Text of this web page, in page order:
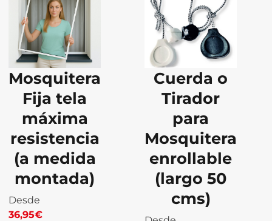
Mosquitera
Fija tela
máxima
resistencia
(a medida
montada)
Desde
36,95€
Cuerda o
Tirador
para
Mosquitera
enrollable
(largo 50
cms)